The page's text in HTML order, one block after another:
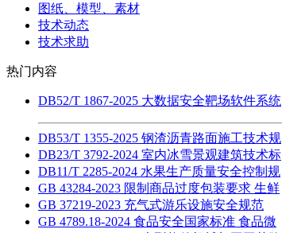
图纸、模型、素材
技术动态
技术求助
热门内容
DB52/T 1867-2025 大数据安全靶场软件系统
DB53/T 1355-2025 钢渣沥青路面施工技术规
DB23/T 3792-2024 室内冰雪景观建筑技术标
DB11/T 2285-2024 水果生产质量安全控制规
GB 43284-2023 限制商品过度包装要求 生鲜
GB 37219-2023 充气式游乐设施安全规范
GB 4789.18-2024 食品安全国家标准 食品微